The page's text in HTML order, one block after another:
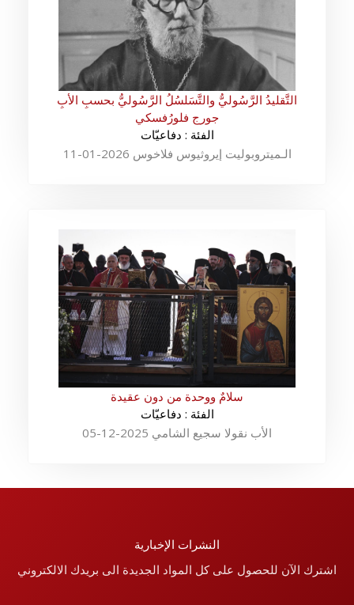
التَّقليدُ الرَّسُوليُّ والتَّسَلسُلُ الرَّسُوليُّ بحسبِ الأبِ
جورج فلورُفسكي
الفئة : دفاعيّات
الـميتروبوليت إيروثيوس فلاخوس 2026-01-11
سلامٌ ووحدة من دون عقيدة
الفئة : دفاعيّات
الأب نقولا سجيع الشامي 2025-12-05
النشرات الإخبارية
اشترك الآن للحصول على كل المواد الجديدة الى بريدك الالكتروني